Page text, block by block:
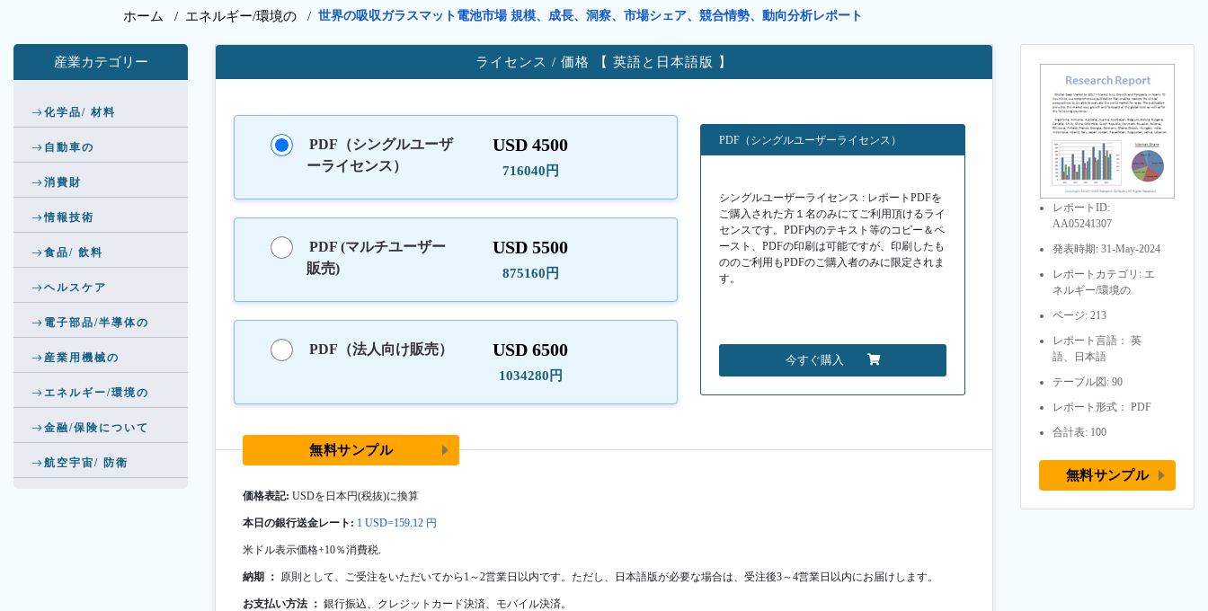
ホーム / エネルギー/環境の / 世界の吸収ガラスマット電池市場 規模、成長、洞察、市場シェア、競合情勢、動向分析レポート
産業カテゴリー
化学品/ 材料
自動車の
消費財
情報技術
食品/ 飲料
ヘルスケア
電子部品/半導体の
産業用機械の
エネルギー/環境の
金融/保険について
航空宇宙/ 防衛
ライセンス / 価格 【 英語と日本語版 】
PDF（シングルユーザ
ーライセンス）
USD 4500
716040円
PDF (マルチユーザー
販売)
USD 5500
875160円
PDF（法人向け販売） USD 6500
1034280円
PDF（シングルユーザーライセンス）
シングルユーザーライセンス : レポートPDFを
ご購入された方１名のみにてご利用頂けるライ
センスです。PDF内のテキスト等のコピー＆ペ
ースト、PDFの印刷は可能ですが、印刷したも
ののご利用もPDFのご購入者のみに限定されま
す。
今すぐ購入
無料サンプル
価格表記: USDを日本円(税抜)に換算
本日の銀行送金レート: 1 USD=159.12 円
米ドル表示価格+10％消費税.
納期 ： 原則として、ご受注をいただいてから1～2営業日以内です。ただし、日本語版が必要な場合は、受注後3～4営業日以内にお届けします。
お支払い方法 ： 銀行振込、クレジットカード決済、モバイル決済。
レポートID:
AA05241307
発表時期: 31-May-2024
レポートカテゴリ: エ
ネルギー/環境の
ページ: 213
レポート言語： 英
語、日本語
テーブル図: 90
レポート形式： PDF
合計表: 100
無料サンプル